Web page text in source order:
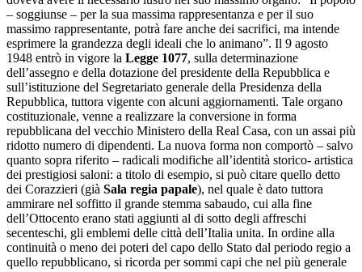
– soggiunse – per la sua massima rappresentanza e per il suo
massimo rappresentante, potrà fare anche dei sacrifici, ma intende
esprimere la grandezza degli ideali che lo animano”. Il 9 agosto
1948 entrò in vigore la Legge 1077, sulla determinazione
dell’assegno e della dotazione del presidente della Repubblica e
sull’istituzione del Segretariato generale della Presidenza della
Repubblica, tuttora vigente con alcuni aggiornamenti. Tale organo
costituzionale, venne a realizzare la conversione in forma
repubblicana del vecchio Ministero della Real Casa, con un assai più
ridotto numero di dipendenti. La nuova forma non comportò – salvo
quanto sopra riferito – radicali modifiche all’identità storico- artistica
dei prestigiosi saloni: a titolo di esempio, si può citare quello detto
dei Corazzieri (già Sala regia papale), nel quale è dato tuttora
ammirare nel soffitto il grande stemma sabaudo, cui alla fine
dell’Ottocento erano stati aggiunti al di sotto degli affreschi
secenteschi, gli emblemi delle città dell’Italia unita. In ordine alla
continuità o meno dei poteri del capo dello Stato dal periodo regio a
quello repubblicano, si ricorda per sommi capi che nel più generale